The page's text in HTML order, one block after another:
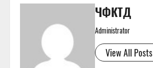
ЧФКТД
Administrator
View All Posts